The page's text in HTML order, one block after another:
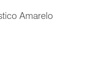
Amarelo